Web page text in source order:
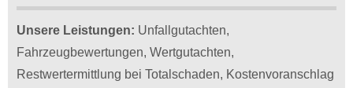
Unsere Leistungen: Unfallgutachten,
Fahrzeugbewertungen, Wertgutachten,
Restwertermittlung bei Totalschaden, Kostenvoranschlag